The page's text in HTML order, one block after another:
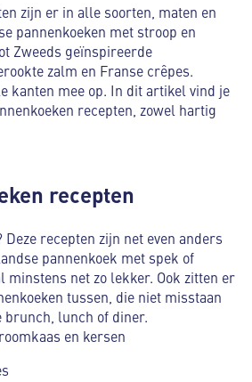
zijn er in alle soorten, maten en
pannenkoeken met stroop en
Zweeds geïnspireerde
zalm en Franse crêpes.
kanten mee op. In dit artikel vind je
recepten, zowel hartig
recepten
Deze recepten zijn net even anders
pannenkoek met spek of
minstens net zo lekker. Ook zitten er
tussen, die niet misstaan
brunch, lunch of diner.
en kersen